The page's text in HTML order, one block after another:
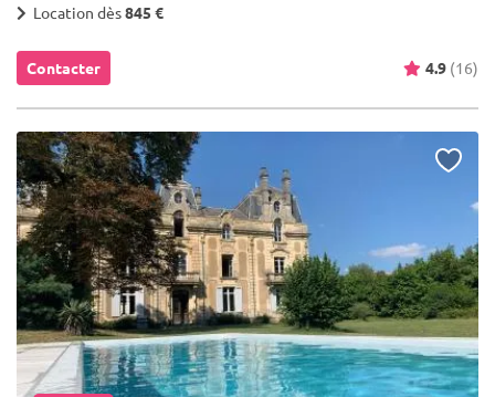
Location dès845 €
Contacter 4.9 (16)